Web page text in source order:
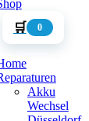
🛒 0
Akku
Wechsel